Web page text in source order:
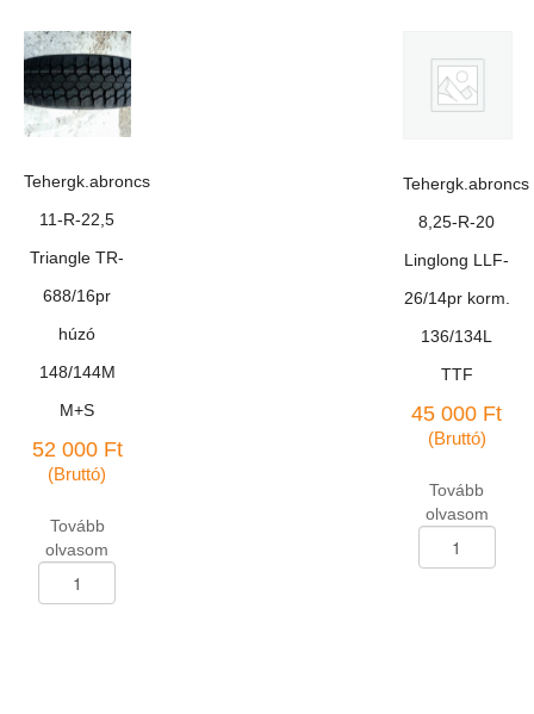
Voltyre
0-
49/10pr
112/109J
korm.
mennyiség
Tehergk.abroncs
11-R-22,5
Triangle TR-
688/16pr
húzó
148/144M
M+S
52 000 Ft
(Bruttó)
Tovább
olvasom
11-
Tehergk.abroncs
8,25-R-20
Linglong LLF-
26/14pr korm.
136/134L
TTF
45 000 Ft
(Bruttó)
Tovább
olvasom
8,25-